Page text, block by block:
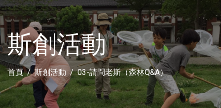
斯創活動
首頁 斯創活動 03-請問老斯（森林Q&A）